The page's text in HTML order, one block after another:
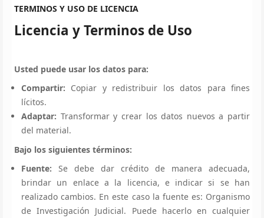
TERMINOS Y USO DE LICENCIA
Licencia y Terminos de Uso
Usted puede usar los datos para:
Compartir: Copiar y redistribuir los datos para fines
lícitos.
Adaptar: Transformar y crear los datos nuevos a partir
del material.
Bajo los siguientes términos:
Fuente: Se debe dar crédito de manera adecuada,
brindar un enlace a la licencia, e indicar si se han
realizado cambios. En este caso la fuente es: Organismo
de Investigación Judicial. Puede hacerlo en cualquier